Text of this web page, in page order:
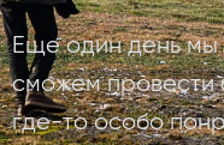
Еще один день
сможем провести
где-то особо